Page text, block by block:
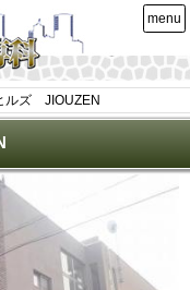
ルズ JIOUZEN
menu